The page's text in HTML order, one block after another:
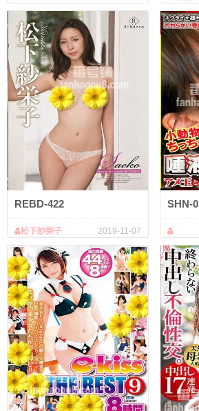
REBD-422
2019-11-07
松下纱荣子
SHN-